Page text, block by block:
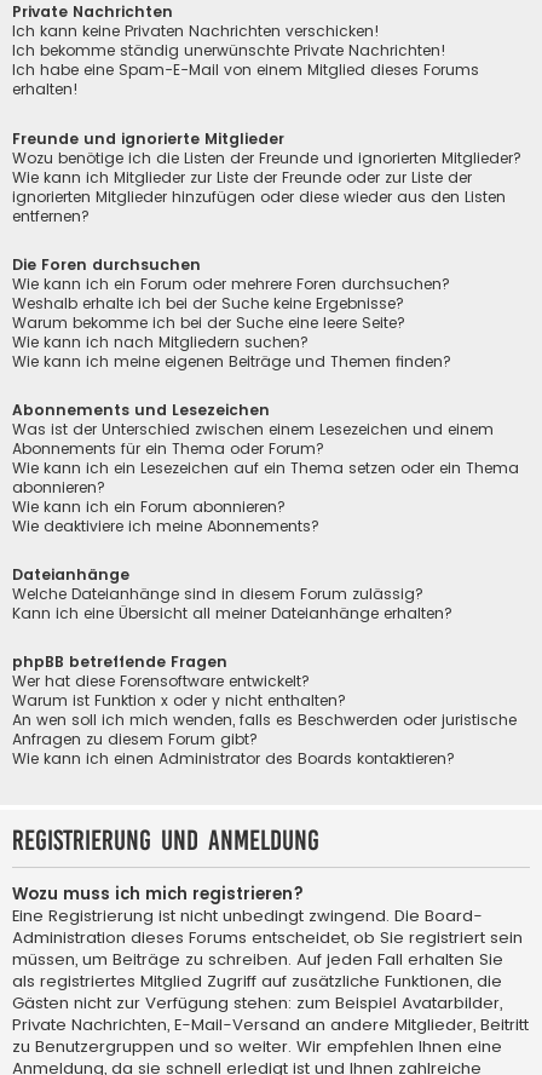
Private Nachrichten
Ich kann keine Privaten Nachrichten verschicken!
Ich bekomme ständig unerwünschte Private Nachrichten!
Ich habe eine Spam-E-Mail von einem Mitglied dieses Forums
erhalten!
Freunde und ignorierte Mitglieder
Wozu benötige ich die Listen der Freunde und ignorierten Mitglieder?
Wie kann ich Mitglieder zur Liste der Freunde oder zur Liste der
ignorierten Mitglieder hinzufügen oder diese wieder aus den Listen
entfernen?
Die Foren durchsuchen
Wie kann ich ein Forum oder mehrere Foren durchsuchen?
Weshalb erhalte ich bei der Suche keine Ergebnisse?
Warum bekomme ich bei der Suche eine leere Seite?
Wie kann ich nach Mitgliedern suchen?
Wie kann ich meine eigenen Beiträge und Themen finden?
Abonnements und Lesezeichen
Was ist der Unterschied zwischen einem Lesezeichen und einem
Abonnements für ein Thema oder Forum?
Wie kann ich ein Lesezeichen auf ein Thema setzen oder ein Thema
abonnieren?
Wie kann ich ein Forum abonnieren?
Wie deaktiviere ich meine Abonnements?
Dateianhänge
Welche Dateianhänge sind in diesem Forum zulässig?
Kann ich eine Übersicht all meiner Dateianhänge erhalten?
phpBB betreffende Fragen
Wer hat diese Forensoftware entwickelt?
Warum ist Funktion x oder y nicht enthalten?
An wen soll ich mich wenden, falls es Beschwerden oder juristische
Anfragen zu diesem Forum gibt?
Wie kann ich einen Administrator des Boards kontaktieren?
Registrierung und Anmeldung
Wozu muss ich mich registrieren?
Eine Registrierung ist nicht unbedingt zwingend. Die Board-
Administration dieses Forums entscheidet, ob Sie registriert sein
müssen, um Beiträge zu schreiben. Auf jeden Fall erhalten Sie
als registriertes Mitglied Zugriff auf zusätzliche Funktionen, die
Gästen nicht zur Verfügung stehen: zum Beispiel Avatarbilder,
Private Nachrichten, E-Mail-Versand an andere Mitglieder, Beitritt
zu Benutzergruppen und so weiter. Wir empfehlen Ihnen eine
Anmeldung, da sie schnell erledigt ist und Ihnen zahlreiche